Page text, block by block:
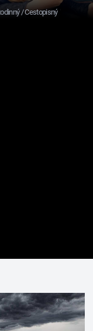
/ Cestopisný